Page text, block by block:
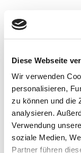
Diese Webseite
Wir verwenden
personalisieren,
zu können und die
analysieren.
Verwendung
soziale Medien,
Partner führen